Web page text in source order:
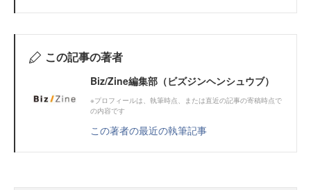
この記事の著者
Biz/Zine編集部（ビズジンヘンシュウブ）
※プロフィールは、執筆時点、または直近の記事の寄稿時点で
の内容です
この著者の最近の執筆記事